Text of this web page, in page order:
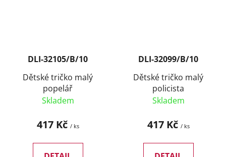
DLI-32105/B/10
Dětské tričko malý
popelář
Skladem
417 Kč / ks
DLI-32099/B/10
Dětské tričko malý
policista
Skladem
417 Kč / ks